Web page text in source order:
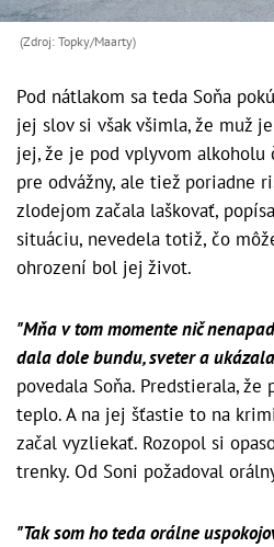
(Zdroj: Topky/Maarty)
Pod nátlakom sa teda Soňa
jej slov si však všimla, že muž
jej, že je pod vplyvom alkoholu
pre odvážny, ale tiež poriadne
zlodejom začala laškovať,
situáciu, nevedela totiž, čo
ohrození bol jej život.
"Mňa v tom momente nič
dala dole bundu, sveter a
povedala Soňa. Predstierala,
teplo. A na jej šťastie to na
začal vyzliekať. Rozopol si
trenky. Od Soni požadoval
"Tak som ho teda orálne